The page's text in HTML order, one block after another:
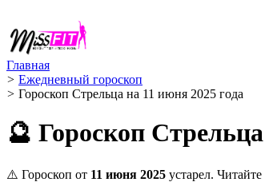
Главная
> Ежедневный гороскоп
> Гороскоп Стрельца на 11 июня 2025 года
🔮 Гороскоп
⚠️ Гороскоп от 11 июня 2025 устарел.